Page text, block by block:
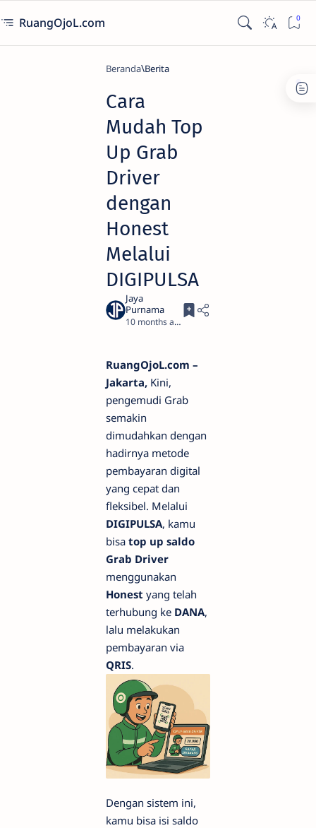
RuangOjoL.com
Beranda Berita
Cara
Mudah Top
Up Grab
Driver
dengan
Honest
Melalui
DIGIPULSA
10 months ago
RuangOjoL.com –
Jakarta, Kini,
pengemudi Grab
semakin
dimudahkan dengan
hadirnya metode
pembayaran digital
yang cepat dan
fleksibel. Melalui
DIGIPULSA, kamu
bisa top up saldo
Grab Driver
menggunakan
Honest yang telah
terhubung ke DANA,
lalu melakukan
pembayaran via
QRIS.
Dengan sistem ini,
kamu bisa isi saldo